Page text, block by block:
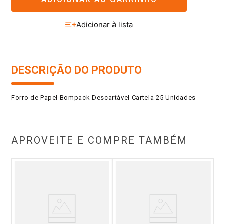
DESCRIÇÃO DO PRODUTO
Forro de Papel Bompack Descartável Cartela 25 Unidades
APROVEITE E COMPRE TAMBÉM